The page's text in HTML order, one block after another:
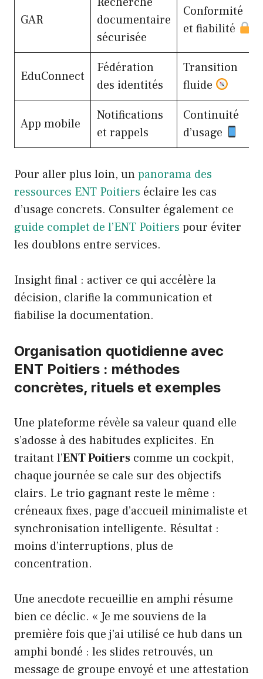
GAR
documentaire
sécurisée
Conformité
et fiabilité
EduConnect
Fédération
des identités
Transition
fluide
App mobile
Notifications
et rappels
Continuité
d’usage
Pour aller plus loin, unpanorama des
ressources ENT Poitiers éclaire les cas
d’usage concrets. Consulter également ce
guide complet de l’ENT Poitiers pour éviter
les doublons entre services.
Insight final : activer ce qui accélère la
décision, clarifie la communication et
fiabilise la documentation.
Organisation quotidienne avec
ENT Poitiers : méthodes
concrètes, rituels et exemples
Une plateforme révèle sa valeur quand elle
s’adosse à des habitudes explicites. En
traitant l’ENT Poitiers comme un cockpit,
chaque journée se cale sur des objectifs
clairs. Le trio gagnant reste le même :
créneaux fixes, page d’accueil minimaliste et
synchronisation intelligente. Résultat :
moins d’interruptions, plus de
concentration.
Une anecdote recueillie en amphi résume
bien ce déclic. « Je me souviens de la
première fois que j’ai utilisé ce hub dans un
amphi bondé : les slides retrouvés, un
message de groupe envoyé et une attestation